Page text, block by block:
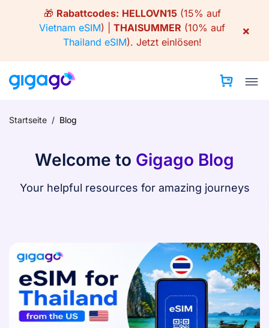
🎁 Rabattcodes: HELLOVN15(15% auf
Vietnam eSIM) | THAISUMMER (10% auf
Thailand eSIM). Jetzt einlösen!
×
Startseite / Blog
Welcome to Gigago Blog
Your helpful resources for amazing journeys